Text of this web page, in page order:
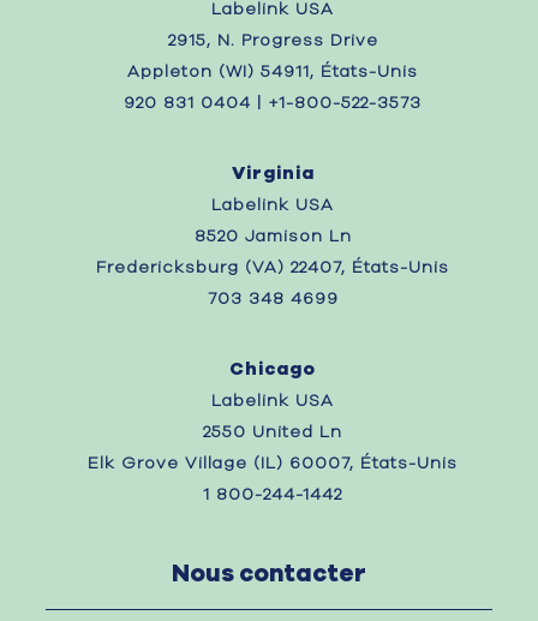
Labelink USA
2915, N. Progress Drive
Appleton (WI) 54911, États-Unis
920 831 0404 | +1-800-522-3573
Virginia
Labelink USA
8520 Jamison Ln
Fredericksburg (VA) 22407, États-Unis
703 348 4699
Chicago
Labelink USA
2550 United Ln
Elk Grove Village (IL) 60007, États-Unis
1 800-244-1442
Nous contacter